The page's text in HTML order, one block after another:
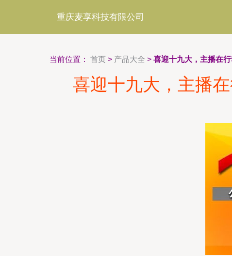
重庆麦享科技有限公司
当前位置： 首页 > 产品大全 > 喜迎十九大，主播在
喜迎十九大，主播